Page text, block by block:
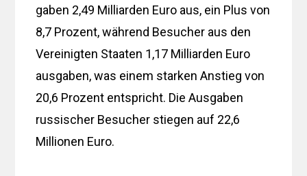
gaben 2,49 Milliarden Euro aus, ein Plus von
8,7 Prozent, während Besucher aus den
Vereinigten Staaten 1,17 Milliarden Euro
ausgaben, was einem starken Anstieg von
20,6 Prozent entspricht. Die Ausgaben
russischer Besucher stiegen auf 22,6
Millionen Euro.